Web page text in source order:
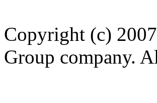
Copyright (c)
Group company.